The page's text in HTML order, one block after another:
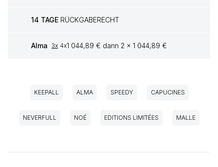
14 TAGE RÜCKGABERECHT
Alma 3x 4x1 044,89 € dann 2 x 1 044,89 €
KEEPALL ALMA SPEEDY CAPUCINES
NEVERFULL NOÉ EDITIONS LIMITÉES MALLE